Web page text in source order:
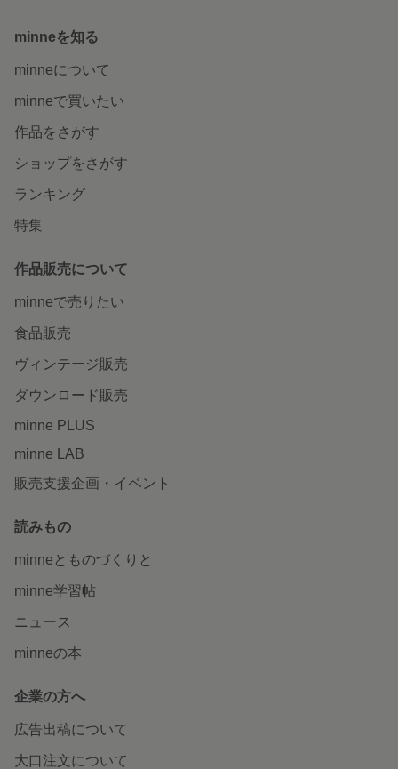
minneを知る
minneについて
minneで買いたい
作品をさがす
ショップをさがす
ランキング
特集
作品販売について
minneで売りたい
食品販売
ヴィンテージ販売
ダウンロード販売
minne PLUS
minne LAB
販売支援企画・イベント
読みもの
minneとものづくりと
minne学習帖
ニュース
minneの本
企業の方へ
広告出稿について
大口注文について